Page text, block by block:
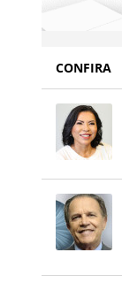
CONFIRA